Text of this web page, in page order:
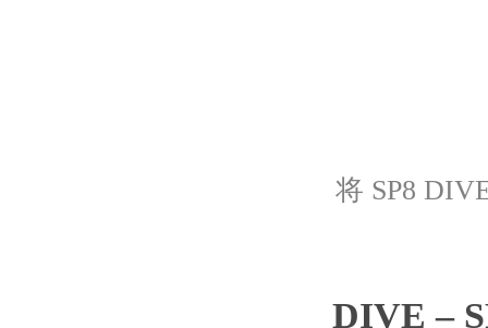
将 SP8
DIVE –